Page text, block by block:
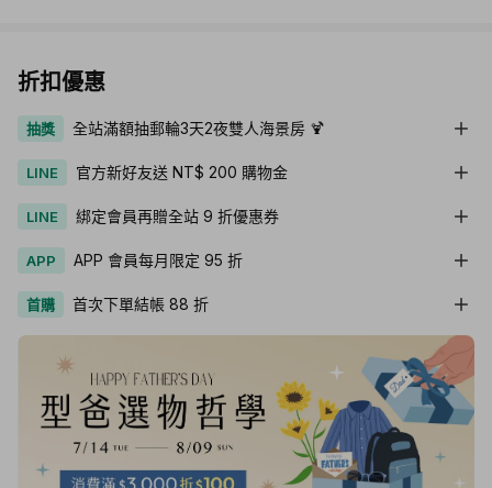
折扣優惠
抽獎 全站滿額抽郵輪3天2夜雙人海景房 🍹
LINE 官方新好友送 NT$ 200 購物金
LINE 綁定會員再贈全站 9 折優惠券
APP APP 會員每月限定 95 折
首購 首次下單結帳 88 折